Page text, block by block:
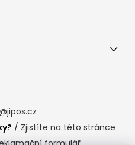
/ Zjistíte na této stránce